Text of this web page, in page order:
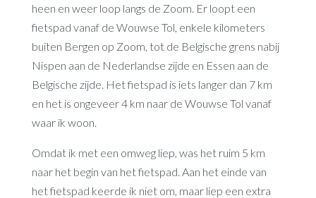
heen en weer loop langs de Zoom. Er loopt een
fietspad vanaf de Wouwse Tol, enkele kilometers
buiten Bergen op Zoom, tot de Belgische grens nabij
Nispen aan de Nederlandse zijde en Essen aan de
Belgische zijde. Het fietspad is iets langer dan 7 km
en het is ongeveer 4 km naar de Wouwse Tol vanaf
waar ik woon.
Omdat ik met een omweg liep, was het ruim 5 km
naar het begin van het fietspad. Aan het einde van
het fietspad keerde ik niet om, maar liep een extra